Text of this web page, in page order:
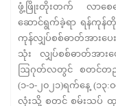
ဖွံ့ဖြိုးတိုးတက် လာစေ
ဆောင်ရွက်ခဲ့ရာ ရန်ကုန်တို
ကုန်လျှပ်စစ်ဓာတ်အားပေ
သုံး လျှပ်စစ်ဓာတ်အားပ
ဩဂုတ်လတွင် စတင်တည်ဆ
(၁-၁-၂၀၂၁)ရက်နေ့ (၁၃:
လုံးသို့ စတင် စမ်းသပ် ထုတ်